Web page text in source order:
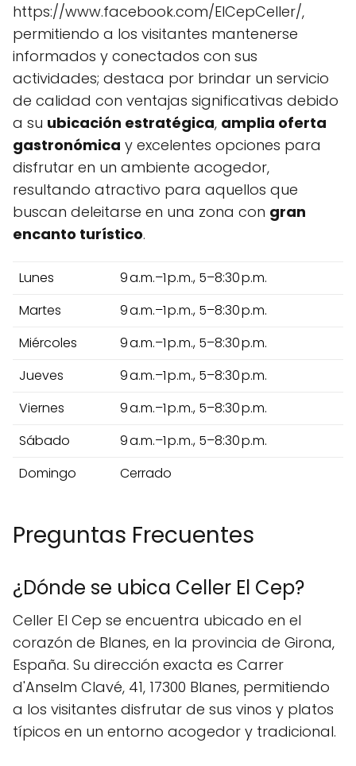
https://www.facebook.com/ElCepCeller/,
permitiendo a los visitantes mantenerse
informados y conectados con sus
actividades; destaca por brindar un servicio
de calidad con ventajas significativas debido
a su ubicación estratégica, amplia oferta
gastronómica y excelentes opciones para
disfrutar en un ambiente acogedor,
resultando atractivo para aquellos que
buscan deleitarse en una zona con gran
encanto turístico.
Lunes
9 a.m.–1 p.m., 5–8:30 p.m.
Martes
9 a.m.–1 p.m., 5–8:30 p.m.
Miércoles
9 a.m.–1 p.m., 5–8:30 p.m.
Jueves
9 a.m.–1 p.m., 5–8:30 p.m.
Viernes
9 a.m.–1 p.m., 5–8:30 p.m.
Sábado
9 a.m.–1 p.m., 5–8:30 p.m.
Domingo
Cerrado
Preguntas Frecuentes
¿Dónde se ubica Celler El Cep?
Celler El Cep se encuentra ubicado en el
corazón de Blanes, en la provincia de Girona,
España. Su dirección exacta es Carrer
d'Anselm Clavé, 41, 17300 Blanes, permitiendo
a los visitantes disfrutar de sus vinos y platos
típicos en un entorno acogedor y tradicional.